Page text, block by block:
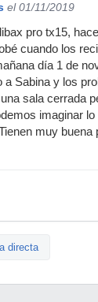
el 01/11/2019
pro tx15,
cuando los
día 1 de
a Sabina y los
sala cerrada
imaginar lo
muy buena
directa